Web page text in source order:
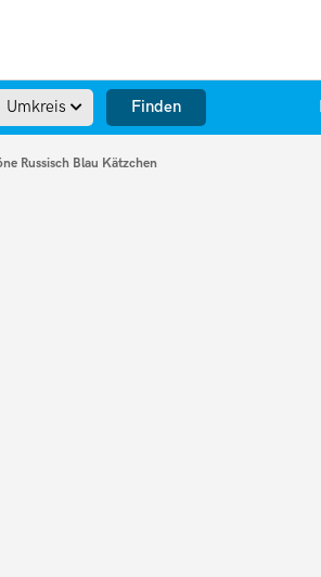
Umkreis Finden
Russisch Blau Kätzchen